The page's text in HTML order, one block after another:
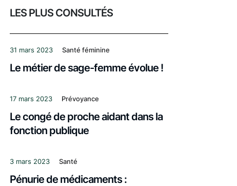
LES PLUS CONSULTÉS
31 mars 2023 Santé féminine
Le métier de sage-femme évolue !
17 mars 2023 Prévoyance
Le congé de proche aidant dans la
fonction publique
3 mars 2023 Santé
Pénurie de médicaments :